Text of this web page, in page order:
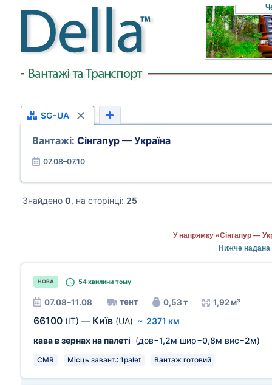
SG-UA
Вантажі: Сінгапур — Україна
07.08–07.10
Знайдено 0, на сторінці: 25
У напрямку «Сінгапур —
Нижче надана
НОВА 54 хвилини тому
07.08–11.08 тент 0,53 т 1,92 м³
66100 (IT) — Київ (UA) ~ 2371 км
кава в зернах на палеті (дов=1,2м шир=0,8м вис=2м)
CMR Місць завант.: 1palet Вантаж готовий